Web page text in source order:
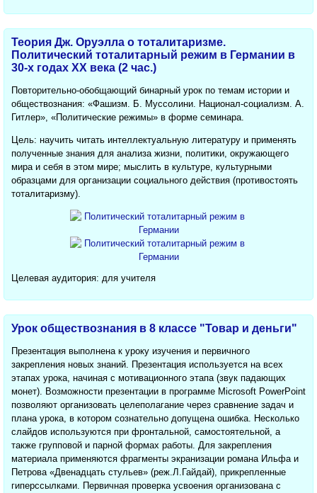
Теория Дж. Оруэлла о тоталитаризме.
Политический тоталитарный режим в Германии в
30-х годах ХХ века (2 час.)
Повторительно-обобщающий бинарный урок по темам истории и
обществознания: «Фашизм. Б. Муссолини. Национал-социализм. А.
Гитлер», «Политические режимы» в форме семинара.
Цель: научить читать интеллектуальную литературу и применять
полученные знания для анализа жизни, политики, окружающего
мира и себя в этом мире; мыслить в культуре, культурными
образцами для организации социального действия (противостоять
тоталитаризму).
Целевая аудитория: для учителя
Урок обществознания в 8 классе "Товар и деньги"
Презентация выполнена к уроку изучения и первичного
закрепления новых знаний. Презентация используется на всех
этапах урока, начиная с мотивационного этапа (звук падающих
монет). Возможности презентации в программе Microsoft PowerPoint
позволяют организовать целеполагание через сравнение задач и
плана урока, в котором сознательно допущена ошибка. Несколько
слайдов используются при фронтальной, самостоятельной, а
также групповой и парной формах работы. Для закрепления
материала применяются фрагменты экранизации романа Ильфа и
Петрова «Двенадцать стульев» (реж.Л.Гайдай), прикрепленные
гиперссылками. Первичная проверка усвоения организована с